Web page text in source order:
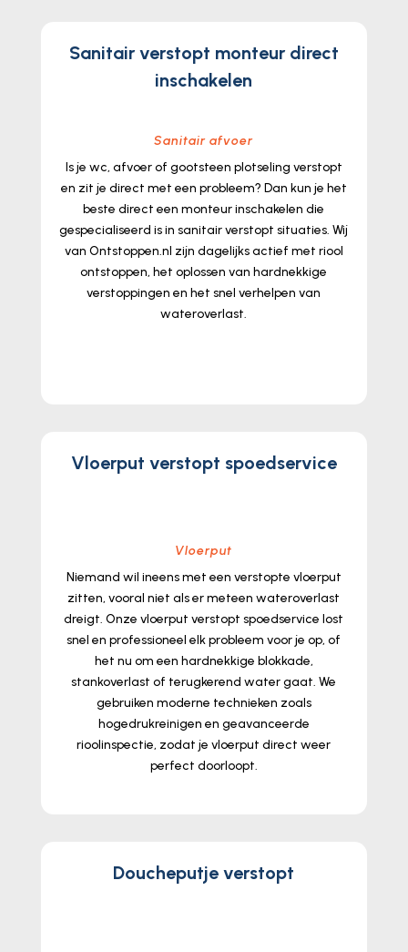
Sanitair verstopt monteur direct
inschakelen
Sanitair afvoer
Is je wc, afvoer of gootsteen plotseling verstopt
en zit je direct met een probleem? Dan kun je het
beste direct een monteur inschakelen die
gespecialiseerd is in sanitair verstopt situaties.​ Wij
van Ontstoppen.​nl zijn dagelijks actief met riool
ontstoppen, het oplossen van hardnekkige
verstoppingen en het snel verhelpen van
wateroverlast.​
Vloerput verstopt spoedservice
Vloerput
Niemand wil ineens met een verstopte vloerput
zitten, vooral niet als er meteen wateroverlast
dreigt.​ Onze vloerput verstopt spoedservice lost
snel en professioneel elk probleem voor je op, of
het nu om een hardnekkige blokkade,
stankoverlast of terugkerend water gaat.​ We
gebruiken moderne technieken zoals
hogedrukreinigen en geavanceerde
rioolinspectie, zodat je vloerput direct weer
perfect doorloopt.​
Doucheputje verstopt